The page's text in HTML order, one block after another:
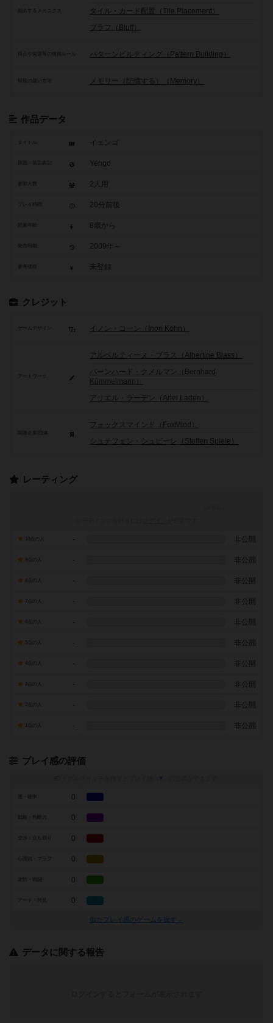
頻出するメカニクス
タイル・カード配置（Tile Placement）
ブラフ（Bluff）
パターンビルディング（Pattern Building）
メモリー（記憶する）（Memory）
作品データ
タイトル イェンゴ
Yengo
参加人数 2人用
20分前後
8歳から
2009年～
参考価格 未登録
クレジット
ゲームデザイン イノン・コーン（Inon Kohn）
アートワーク
アルベルティーヌ・ブラス（Albertine Blass）
バーンハード・クメルマン（Bernhard
Kümmelmann）
アリエル・ラーデン（Ariel Laden）
フォックスマインド（FoxMind）
シュテフェン・シュピーレ（Steffen Spiele）
レーティング
- 非公開
- 非公開
- 非公開
7点の人 - 非公開
- 非公開
- 非公開
- 非公開
- 非公開
- 非公開
- 非公開
プレイ感の評価
※
0
戦略・判断力 0
0
0
0
アート・外見 0
似たプレイ感のゲームを探す→
データに関する報告